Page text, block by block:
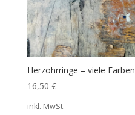
Herzohrringe – viele Farben
16,50 €
inkl. MwSt.